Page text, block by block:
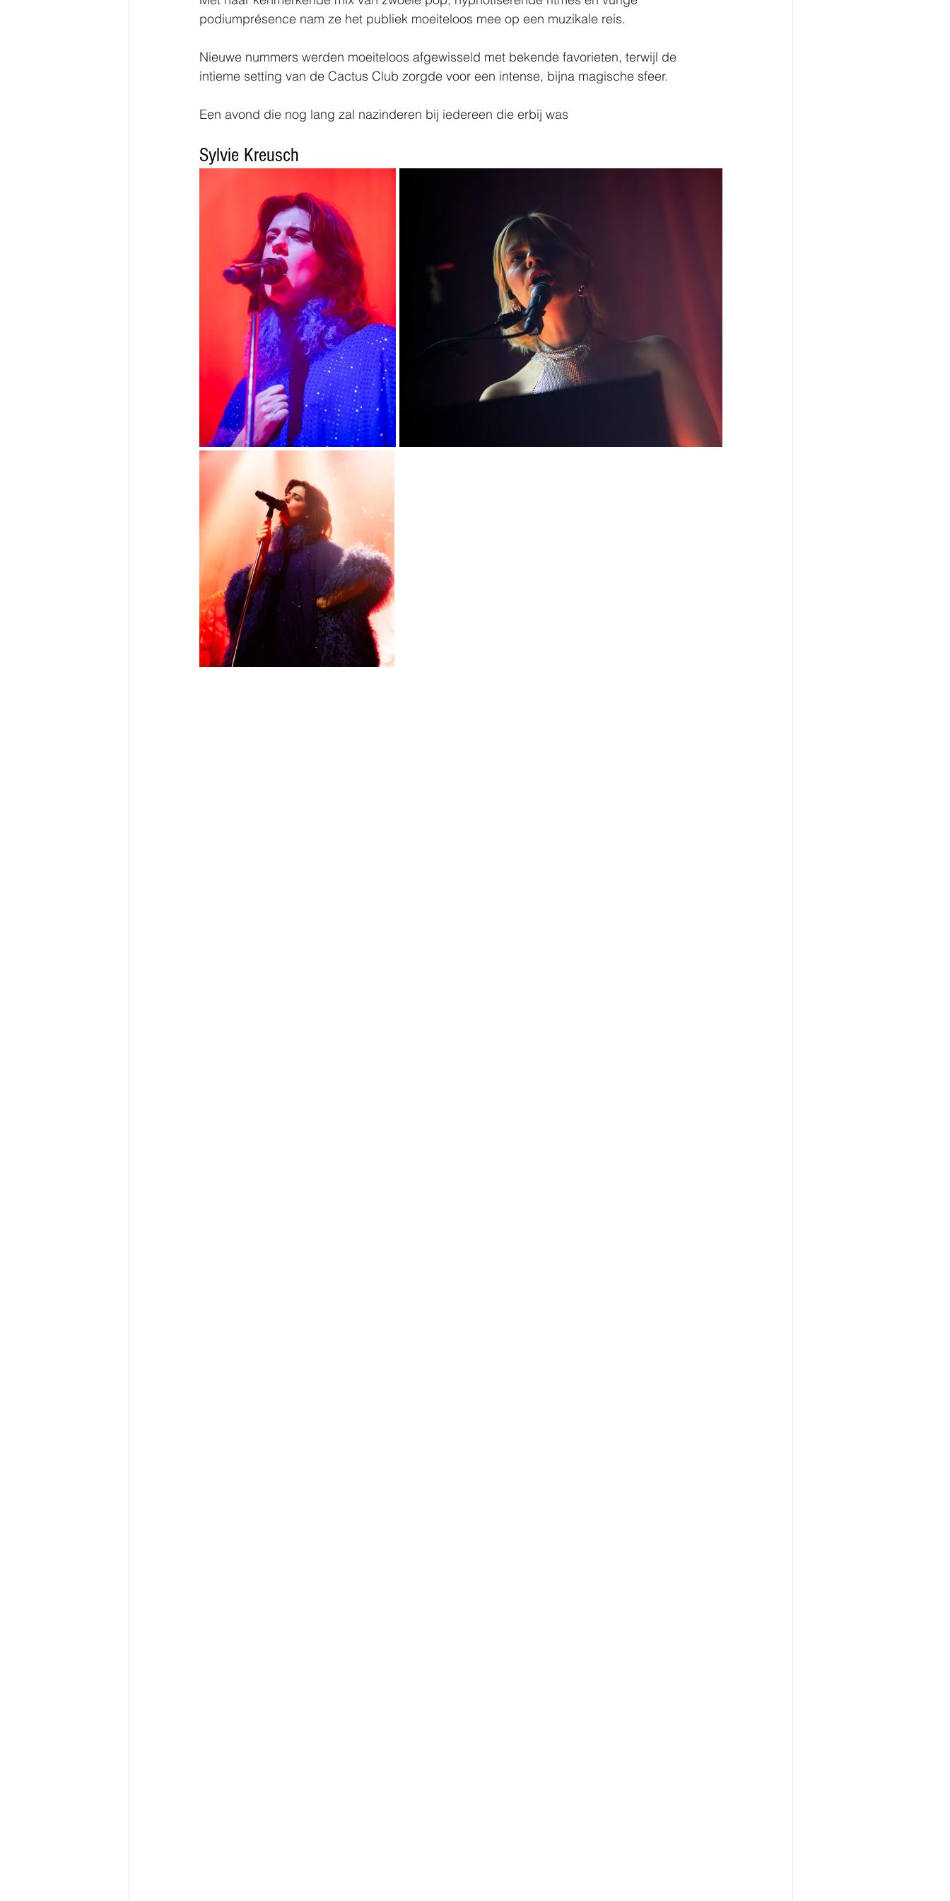
podiumprésence nam ze het publiek moeiteloos mee op een muzikale reis.
Nieuwe nummers werden moeiteloos afgewisseld met bekende favorieten, terwijl de
intieme setting van de Cactus Club zorgde voor een intense, bijna magische sfeer.
Een avond die nog lang zal nazinderen bij iedereen die erbij was
Sylvie Kreusch